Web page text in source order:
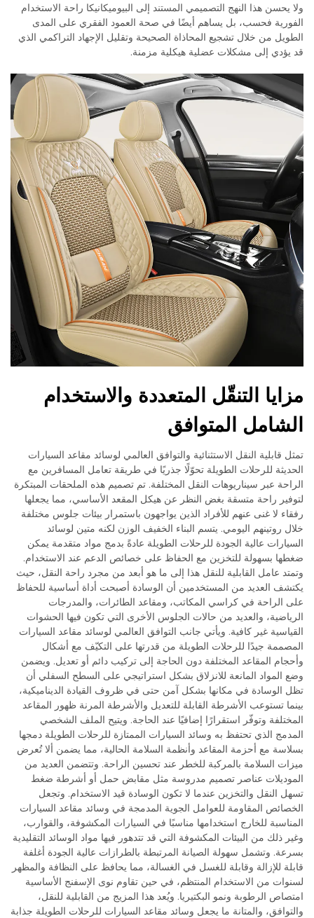
ولا يحسن هذا النهج التصميمي المستند إلى البيوميكانيكا راحة الاستخدام
الفورية فحسب، بل يساهم أيضًا في صحة العمود الفقري على المدى
الطويل من خلال تشجيع المحاذاة الصحيحة وتقليل الإجهاد التراكمي الذي
قد يؤدي إلى مشكلات عضلية هيكلية مزمنة.
مزايا التنقّل المتعددة والاستخدام
الشامل المتوافق
تمثل قابلية النقل الاستثنائية والتوافق العالمي لوسائد مقاعد السيارات
الحديثة للرحلات الطويلة تحوّلًا جذريًا في طريقة تعامل المسافرين مع
الراحة عبر سيناريوهات النقل المختلفة. تم تصميم هذه الملحقات المبتكرة
لتوفير راحة متسقة بغض النظر عن هيكل المقعد الأساسي، مما يجعلها
رفقاء لا غنى عنهم للأفراد الذين يواجهون باستمرار بيئات جلوس مختلفة
خلال روتينهم اليومي. يتسم البناء الخفيف الوزن لكنه متين لوسائد
السيارات عالية الجودة للرحلات الطويلة عادةً بدمج مواد متقدمة يمكن
ضغطها بسهولة للتخزين مع الحفاظ على خصائص الدعم عند الاستخدام.
وتمتد عامل القابلية للنقل هذا إلى ما هو أبعد من مجرد راحة النقل، حيث
يكتشف العديد من المستخدمين أن الوسادة أصبحت أداة أساسية للحفاظ
على الراحة في كراسي المكاتب، ومقاعد الطائرات، والمدرجات
الرياضية، والعديد من حالات الجلوس الأخرى التي تكون فيها الحشوات
القياسية غير كافية. ويأتي جانب التوافق العالمي لوسائد مقاعد السيارات
المصممة جيدًا للرحلات الطويلة من قدرتها على التكيّف مع أشكال
وأحجام المقاعد المختلفة دون الحاجة إلى تركيب دائم أو تعديل. ويضمن
وضع المواد المانعة للانزلاق بشكل استراتيجي على السطح السفلي أن
تظل الوسادة في مكانها بشكل آمن حتى في ظروف القيادة الديناميكية،
بينما تستوعب الأشرطة القابلة للتعديل والأشرطة المرنة ظهور المقاعد
المختلفة وتوفّر استقرارًا إضافيًا عند الحاجة. ويتيح الملف الشخصي
المدمج الذي تحتفظ به وسائد السيارات الممتازة للرحلات الطويلة دمجها
بسلاسة مع أحزمة المقاعد وأنظمة السلامة الحالية، مما يضمن ألا تُعرض
ميزات السلامة بالمركبة للخطر عند تحسين الراحة. وتتضمن العديد من
الموديلات عناصر تصميم مدروسة مثل مقابض حمل أو أشرطة ضغط
تسهل النقل والتخزين عندما لا تكون الوسادة قيد الاستخدام. وتجعل
الخصائص المقاومة للعوامل الجوية المدمجة في وسائد مقاعد السيارات
المناسبة للخارج استخدامها مناسبًا في السيارات المكشوفة، والقوارب،
وغير ذلك من البيئات المكشوفة التي قد تتدهور فيها مواد الوسائد التقليدية
بسرعة. وتشمل سهولة الصيانة المرتبطة بالطرازات عالية الجودة أغلفة
قابلة للإزالة وقابلة للغسل في الغسالة، مما يحافظ على النظافة والمظهر
لسنوات من الاستخدام المنتظم، في حين تقاوم نوى الإسفنج الأساسية
امتصاص الرطوبة ونمو البكتيريا. ويُعد هذا المزيج من القابلية للنقل،
والتوافق، والمتانة ما يجعل وسائد مقاعد السيارات للرحلات الطويلة جذابة